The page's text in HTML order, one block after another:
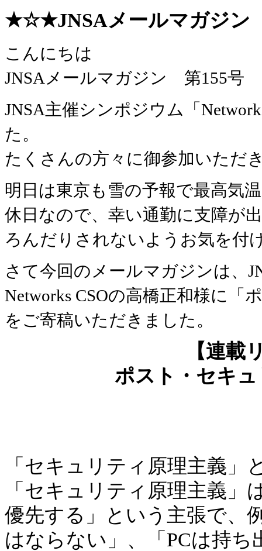
★☆★JNSAメールマガジ
こんにちは
JNSAメールマガジン 第155号
JNSA主催シンポジウム「
た。
たくさんの方々に御参加いただ
明日は東京も雪の予報で最高気
休日なので、幸い通勤に支障が
ろんだりされないようお気を付
さて今回のメールマガジンは、
Networks CSOの高橋正和様に「
をご寄稿いただきました。
【連載
ポスト・セキ
「セキュリティ原理主義
「セキュリティ原理主義
優先する」という主張で、
はならない」、「PCは持